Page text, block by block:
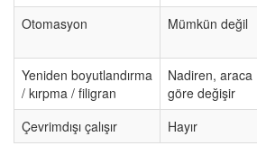
Otomasyon Mümkün değil
Yeniden boyutlandırma
/ kırpma / filigran
Nadiren, araca
göre değişir
Çevrimdışı çalışır
Hayır